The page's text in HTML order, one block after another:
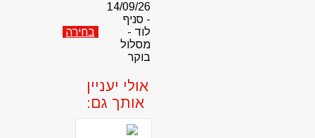
14/09/26
- סניף
לוד -
מסלול
בוקר
בחירה
אולי יעניין
אותך גם: